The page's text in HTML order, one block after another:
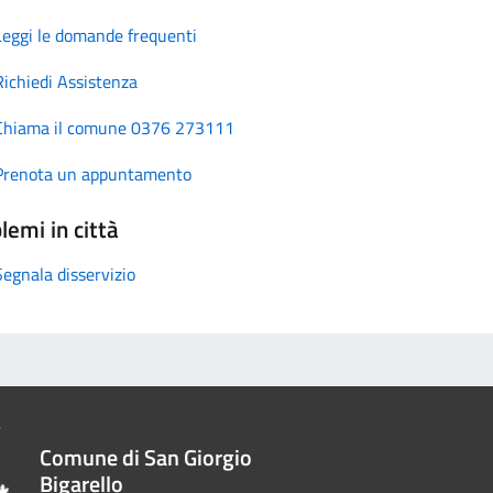
le domande frequenti
Assistenza
il comune 0376 273111
un appuntamento
in città
disservizio
Comune di San Giorgio
Bigarello